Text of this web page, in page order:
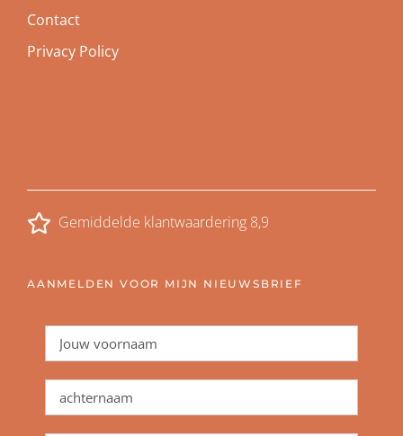
Contact
Privacy Policy
Gemiddelde klantwaardering 8,9
AANMELDEN VOOR MIJN NIEUWSBRIEF